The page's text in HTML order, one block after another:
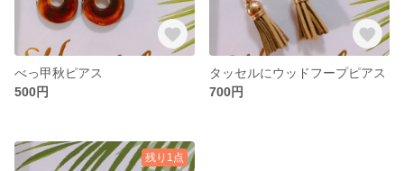
べっ甲秋ピアス
500円
タッセルにウッドフープピアス
700円
残り1点